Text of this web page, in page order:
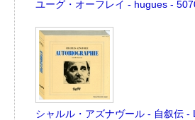
ユーグ・オーフレイ - hugues -
シャルル・アズナヴール - 自叙伝 -